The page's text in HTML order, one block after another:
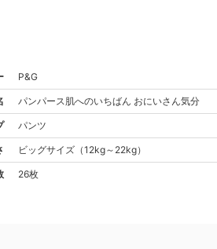
P&G
パンパース肌へのいちばん おにいさん気分
パンツ
ビッグサイズ （12kg～22kg）
26枚